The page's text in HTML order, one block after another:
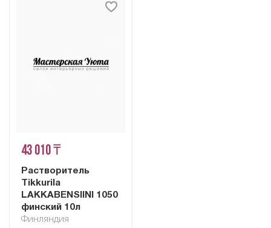
43 010 ₸
Растворитель
Tikkurila
LAKKABENSIINI 1050
финский 10л
Финляндия